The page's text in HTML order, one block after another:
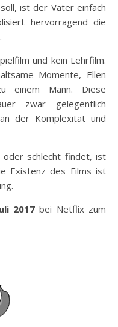
ist der Vater einfach
hervorragend die
und kein Lehrfilm.
Momente, Ellen
einem Mann. Diese
zwar gelegentlich
der Komplexität und
oder schlecht findet, ist
Existenz des Films ist
2017bei Netflix zum